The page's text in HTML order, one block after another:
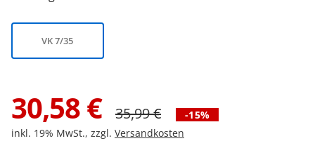
VK 7/35
30,58€ 35,99€
-15%
inkl. 19% MwSt., zzgl. Versandkosten